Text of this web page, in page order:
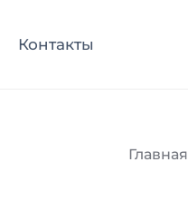
Контакты
Главная